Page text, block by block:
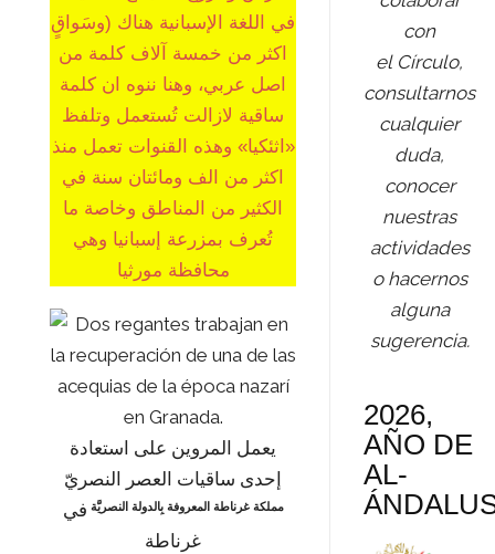
وسَواقٍ) في اللغة الإسبانية هناك
اكثر من خمسة آلاف كلمة من
اصل عربي، وهنا ننوه ان كلمة
ساقية لازالت تُستعمل وتلفظ
«اثئكيا» وهذه القنوات تعمل منذ
اكثر من الف ومائتان سنة في
الكثير من المناطق وخاصة ما
تُعرف بمزرعة إسبانيا وهي
محافظة مورثيا
يعمل المروين على استعادة
إحدى ساقيات العصر النصريّ
مملكة غرناطة المعروفة بِالدولة النصريَّة في
غرناطة
con
el Círculo,
consultarnos
cualquier
duda,
conocer
nuestras
actividades
o hacernos
alguna
sugerencia.
2026,
AÑO DE
AL-